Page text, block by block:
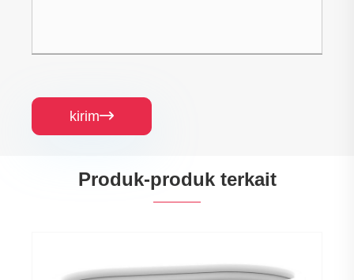
kirim
Produk-produk terkait